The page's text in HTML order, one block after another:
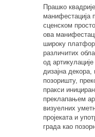
Прашко
манифестација
сценском
ова
широку
различитих
од
дизајна
позоришту,
пракси
преклапањем
визуелних
пројеката и
града као